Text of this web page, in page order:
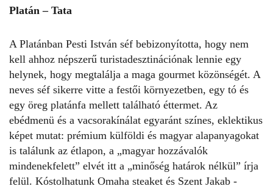
Platán – Tata
A Platánban Pesti István séf bebizonyította, hogy nem
kell ahhoz népszerű turistadesztinációnak lennie egy
helynek, hogy megtalálja a maga gourmet közönségét. A
neves séf sikerre vitte a festői környezetben, egy tó és
egy öreg platánfa mellett található éttermet. Az
ebédmenü és a vacsorakínálat egyaránt színes, eklektikus
képet mutat: prémium külföldi és magyar alapanyagokat
is találunk az étlapon, a „magyar hozzávalók
mindenekfelett” elvét itt a „minőség határok nélkül” írja
felül. Kóstolhatunk Omaha steaket és Szent Jakab ­